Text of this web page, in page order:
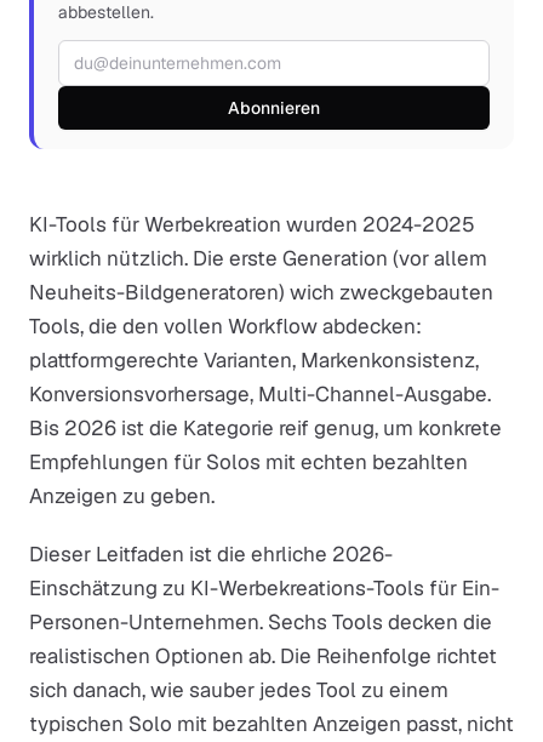
abbestellen.
E-Mail-Adresse
Abonnieren
KI-Tools für Werbekreation wurden 2024-2025
wirklich nützlich. Die erste Generation (vor allem
Neuheits-Bildgeneratoren) wich zweckgebauten
Tools, die den vollen Workflow abdecken:
plattformgerechte Varianten, Markenkonsistenz,
Konversionsvorhersage, Multi-Channel-Ausgabe.
Bis 2026 ist die Kategorie reif genug, um konkrete
Empfehlungen für Solos mit echten bezahlten
Anzeigen zu geben.
Dieser Leitfaden ist die ehrliche 2026-
Einschätzung zu KI-Werbekreations-Tools für Ein-
Personen-Unternehmen. Sechs Tools decken die
realistischen Optionen ab. Die Reihenfolge richtet
sich danach, wie sauber jedes Tool zu einem
typischen Solo mit bezahlten Anzeigen passt, nicht